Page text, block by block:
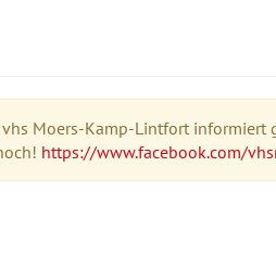
vhs Moers-Kamp-Lintfort informiert
https://www.facebook.com/